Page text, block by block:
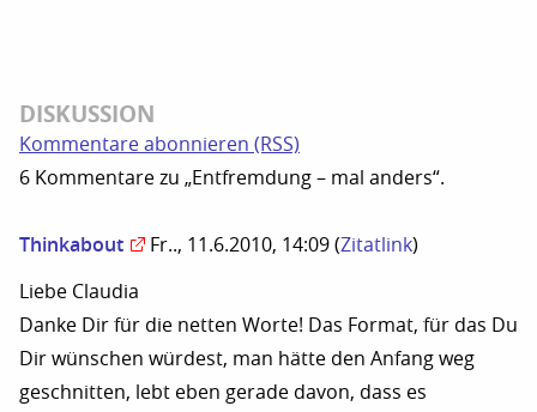
DISKUSSION
Kommentare abonnieren (RSS)
6 Kommentare zu „Entfremdung – mal anders“.
Thinkabout Fr.., 11.6.2010, 14:09 (Zitatlink)
Liebe Claudia
Danke Dir für die netten Worte! Das Format, für das Du
Dir wünschen würdest, man hätte den Anfang weg
geschnitten, lebt eben gerade davon, dass es